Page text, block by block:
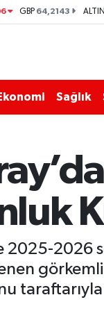
GBP 64,2143 ALTIN
Sağlık
2025-2026